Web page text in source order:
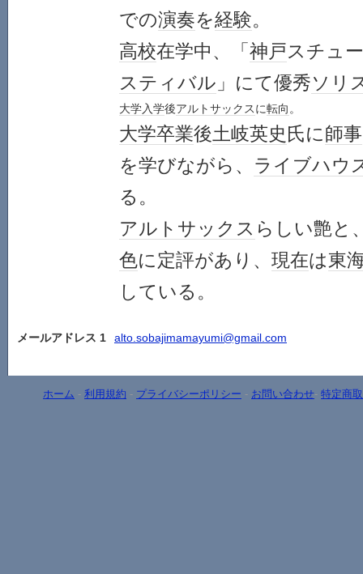
での演奏を経験。
高校在学中、「 神戸スチュー
スティバル 」にて優秀ソリ
大学入学後アルトサックスに転向。
大学卒業後土岐英史 氏に師事
を学びながら、 ライブハウ
る。
アルト サックス らしい艶と
色に定評があり、 現在は東
している。
メールアドレス 1 alto.sobajimamayumi@gmail.com
ホーム - 利用規約 - プライバシーポリシー - お問い合わせ- 特定商